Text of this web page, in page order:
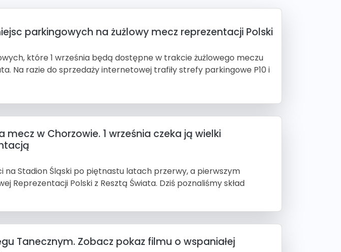
parkingowych na żużlowy mecz reprezentacji Polski
które 1 września będą dostępne w trakcie żużlowego meczu
Na razie do sprzedaży internetowej trafiły strefy parkingowe P10 i
mecz w Chorzowie. 1 września czeka ją wielki
na Stadion Śląski po piętnastu latach przerwy, a pierwszym
Reprezentacji Polski z Resztą Świata. Dziś poznaliśmy skład
Tanecznym. Zobacz pokaz filmu o wspaniałej